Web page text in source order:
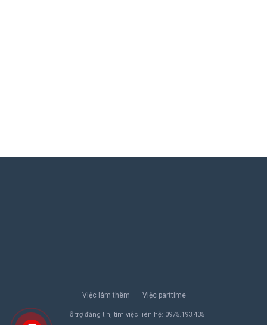
Việc làm thêm Việc parttime
Hỗ trợ đăng tin, tìm việc liên hệ: 0975.193.435